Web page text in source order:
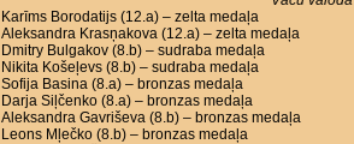
Karīms Borodatijs (12.a) – zelta medaļa
Aleksandra Krasņakova (12.a) – zelta medaļa
Dmitry Bulgakov (8.b) – sudraba medaļa
Nikita Košeļevs (8.b) – sudraba medaļa
Sofija Basina (8.a) – bronzas medaļa
Darja Siļčenko (8.a) – bronzas medaļa
Aleksandra Gavriševa (8.b) – bronzas medaļa
Leons Mļečko (8.b) – bronzas medaļa